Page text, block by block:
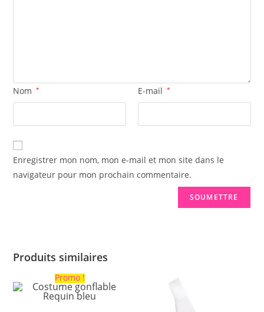
Nom * E-mail *
Enregistrer mon nom, mon e-mail et mon site dans le
navigateur pour mon prochain commentaire.
Produits similaires
Promo !